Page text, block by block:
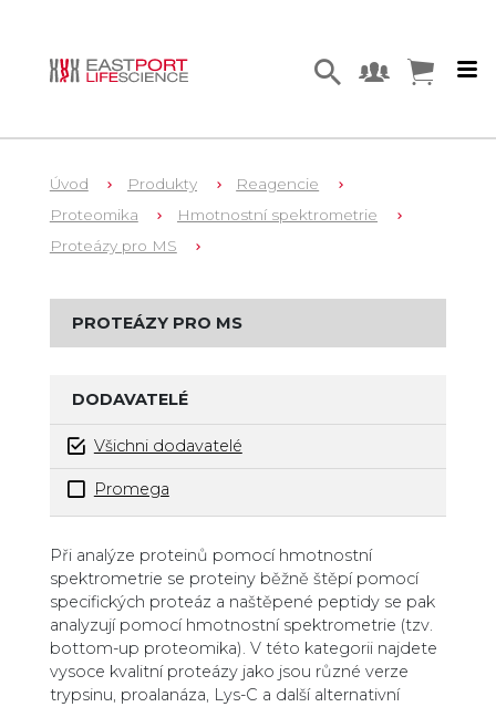
Úvod Produkty
Reagencie
Proteomika
Hmotnostní spektrometrie
Proteázy pro MS
PROTEÁZY PRO MS
DODAVATELÉ
Všichni dodavatelé
Promega
Zboží v kategorii
Při analýze proteinů pomocí hmotnostní
spektrometrie se proteiny běžně štěpí pomocí
specifických proteáz a naštěpené peptidy se pak
analyzují pomocí hmotnostní spektrometrie (tzv.
bottom-up proteomika). V této kategorii najdete
vysoce kvalitní proteázy jako jsou různé verze
trypsinu, proalanáza, Lys-C a další alternativní